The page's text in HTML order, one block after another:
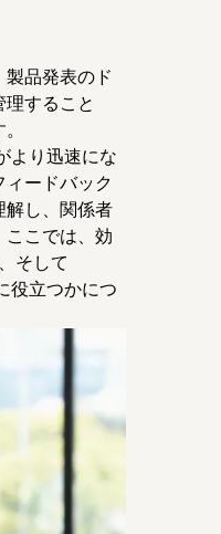
品発表のド
すること
より迅速にな
ードバック
解し、関係者
こでは、効
そして
役立つかにつ